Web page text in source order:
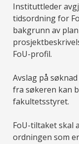
Instituttleder
tidsordning for
bakgrunn av
FoU-profil.
Avslag på
fra søkeren kan
fakultetsstyret.
FoU-tiltaket skal
ordningen som